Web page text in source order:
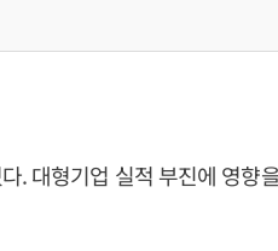
. 대형기업 실적 부진에 영향